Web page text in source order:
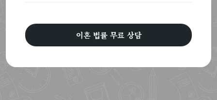
이혼 법률 무료 상담